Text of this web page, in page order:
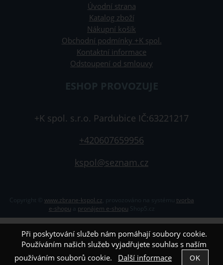
Úvodní strana
Katalog zboží
Nákupní košík
Obchodní podmínky +K spol.
Kontaktní informace
Odstoupení od smlouvy
ESHOP PROVOZUJE
+K spol. s.r.o. Pardubice IČ:63221217
+420607659956
kspol@seznam.cz
Copyright © www.zbrane-kspol.cz
tvorba
e-shopu
pronájem e-shopu
Při poskytování služeb nám pomáhají soubory cookie.
Používáním našich služeb vyjadřujete souhlas s naším
používáním souborů cookie. Další informace